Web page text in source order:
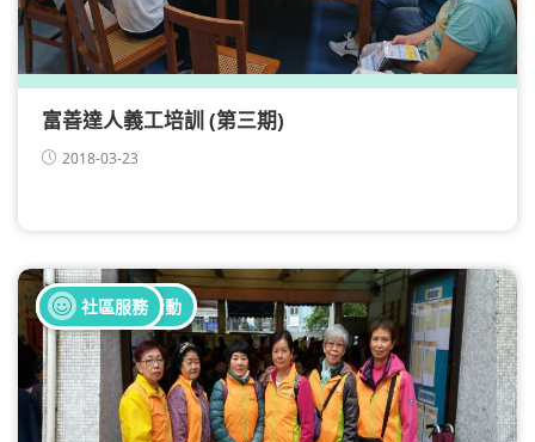
富善達人義工培訓 (第三期)
2018-03-23
全部健康活動
社區服務